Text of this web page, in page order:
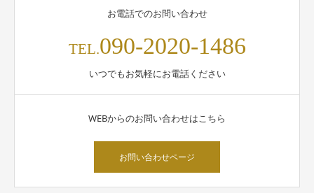
お電話でのお問い合わせ
TEL.090-2020-1486
いつでもお気軽にお電話ください
WEBからのお問い合わせはこちら
お問い合わせページ